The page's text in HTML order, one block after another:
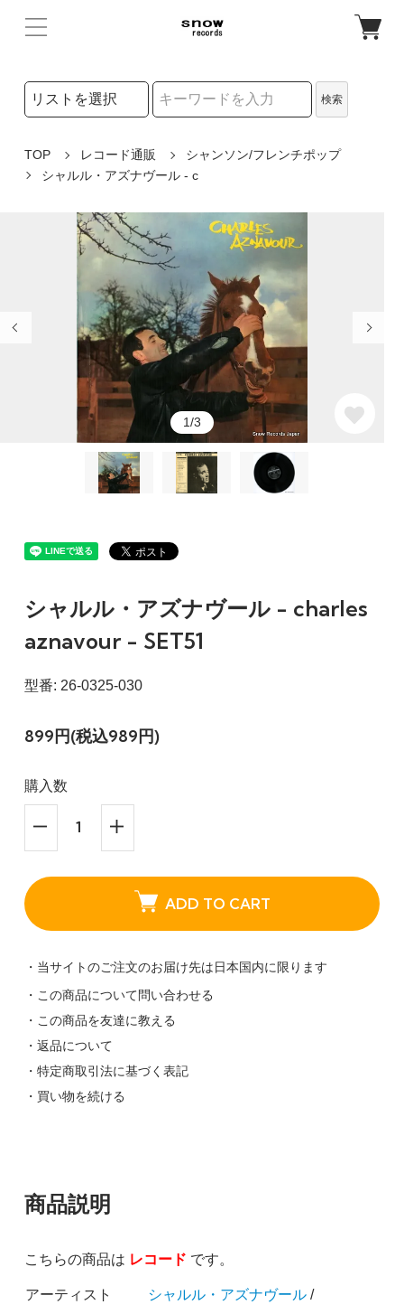
検索リストの選択
検索
TOP レコード通販
シャンソン/フレンチポップ
シャルル・アズナヴール - c
1/3
シャルル・アズナヴール - charles
aznavour - SET51
型番: 26-0325-030
899円(税込989円)
購入数
ADD TO CART
・当サイトのご注文のお届け先は日本国内に限ります
・この商品について問い合わせる
・この商品を友達に教える
・返品について
・特定商取引法に基づく表記
・買い物を続ける
商品説明
こちらの商品は レコード です。
アーティスト シャルル・アズナヴール/